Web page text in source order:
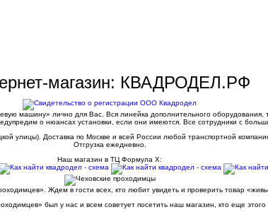
магазин: КВАДРОДЕЛ.РФ
машину» лично для Вас. Вся линейка дополнительного
о нюансах установки, если они имеются. Все сотрудники с
Доставка по Москве и всей России любой транспортной
Отгрузка ежедневно.
Наш магазин в ТЦ Формула Х:
Ждем в гости всех, кто любит увидеть и проверить товар
был у нас и всем советует посетить наш магазин, кто еще